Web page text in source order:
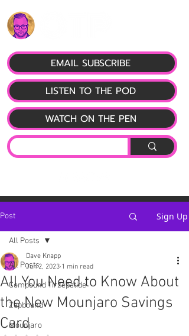
LISTEN TO THE POD
EMAIL SUBSCRIBE
WATCH ON THE PEN
Post Sign Up
All Posts
Compound Tirzepatide
Zepbound
Mounjaro
All Posts
All You Need to Know About
the New Mounjaro Savings
Card
Dave Knapp
Jun 2, 2023 1 min read